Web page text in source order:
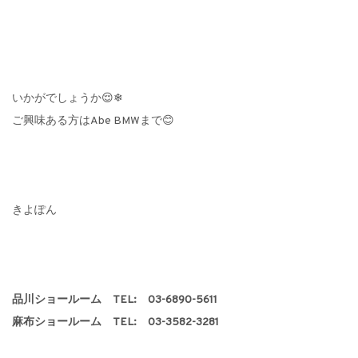
いかがでしょうか😌❄
ご興味ある方はAbe BMWまで😊
きよぽん
品川ショールーム TEL: 03-6890-5611
麻布ショールーム TEL: 03-3582-3281